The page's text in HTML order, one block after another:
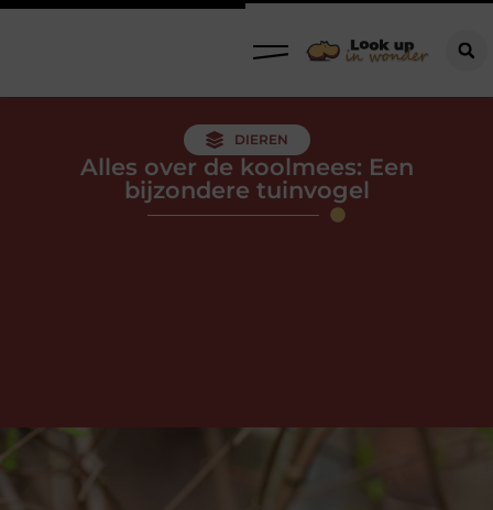
DIEREN
Alles over de koolmees: Een
bijzondere tuinvogel